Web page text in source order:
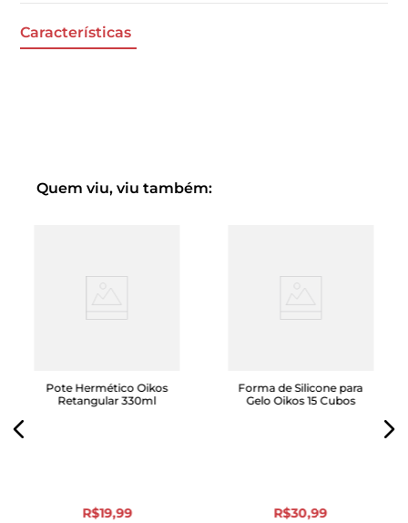
Características
Quem viu, viu também:
Pote Hermético Oikos
Retangular 330ml
R$19,99
Forma de Silicone para
Gelo Oikos 15 Cubos
R$30,99